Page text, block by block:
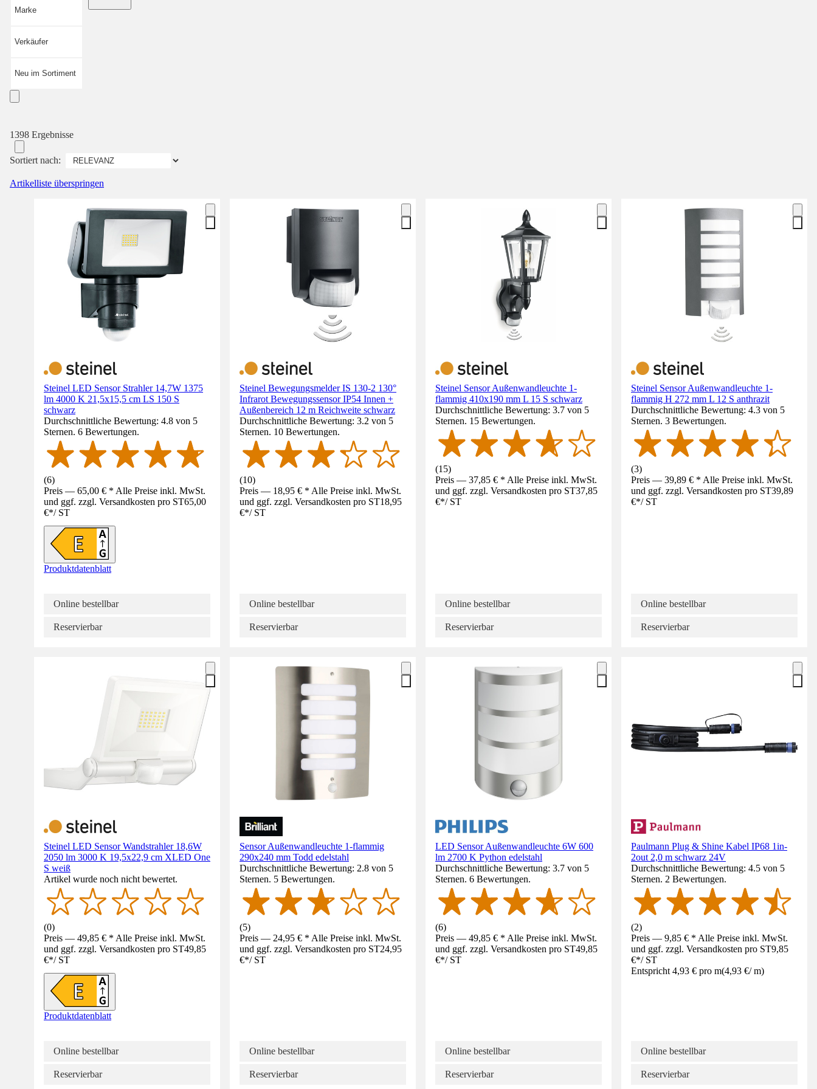
Marke
Verkäufer
Neu im Sortiment
1398 Ergebnisse
Sortiert nach:
Artikelliste überspringen
Steinel LED Sensor Strahler 14,7W 1375
lm 4000 K 21,5x15,5 cm LS 150 S
schwarz
Durchschnittliche Bewertung: 4.8 von 5
Sternen. 6 Bewertungen.
(6)
Preis — 65,00 € * Alle Preise inkl. MwSt.
und ggf. zzgl. Versandkosten pro ST65,00
€*/ ST
Produktdatenblatt
Online bestellbar
Reservierbar
Steinel Bewegungsmelder IS 130-2 130°
Infrarot Bewegungssensor IP54 Innen +
Außenbereich 12 m Reichweite schwarz
Durchschnittliche Bewertung: 3.2 von 5
Sternen. 10 Bewertungen.
(10)
Preis — 18,95 € * Alle Preise inkl. MwSt.
und ggf. zzgl. Versandkosten pro ST18,95
€*/ ST
Online bestellbar
Reservierbar
Steinel Sensor Außenwandleuchte 1-
flammig 410x190 mm L 15 S schwarz
Durchschnittliche Bewertung: 3.7 von 5
Sternen. 15 Bewertungen.
(15)
Preis — 37,85 € * Alle Preise inkl. MwSt.
und ggf. zzgl. Versandkosten pro ST37,85
€*/ ST
Online bestellbar
Reservierbar
Steinel Sensor Außenwandleuchte 1-
flammig H 272 mm L 12 S anthrazit
Durchschnittliche Bewertung: 4.3 von 5
Sternen. 3 Bewertungen.
(3)
Preis — 39,89 € * Alle Preise inkl. MwSt.
und ggf. zzgl. Versandkosten pro ST39,89
€*/ ST
Online bestellbar
Reservierbar
Steinel LED Sensor Wandstrahler 18,6W
2050 lm 3000 K 19,5x22,9 cm XLED One
S weiß
Artikel wurde noch nicht bewertet.
(0)
Preis — 49,85 € * Alle Preise inkl. MwSt.
und ggf. zzgl. Versandkosten pro ST49,85
€*/ ST
Produktdatenblatt
Online bestellbar
Reservierbar
Sensor Außenwandleuchte 1-flammig
290x240 mm Todd edelstahl
Durchschnittliche Bewertung: 2.8 von 5
Sternen. 5 Bewertungen.
(5)
Preis — 24,95 € * Alle Preise inkl. MwSt.
und ggf. zzgl. Versandkosten pro ST24,95
€*/ ST
Online bestellbar
Reservierbar
LED Sensor Außenwandleuchte 6W 600
lm 2700 K Python edelstahl
Durchschnittliche Bewertung: 3.7 von 5
Sternen. 6 Bewertungen.
(6)
Preis — 49,85 € * Alle Preise inkl. MwSt.
und ggf. zzgl. Versandkosten pro ST49,85
€*/ ST
Online bestellbar
Reservierbar
Paulmann Plug & Shine Kabel IP68 1in-
2out 2,0 m schwarz 24V
Durchschnittliche Bewertung: 4.5 von 5
Sternen. 2 Bewertungen.
(2)
Preis — 9,85 € * Alle Preise inkl. MwSt.
und ggf. zzgl. Versandkosten pro ST9,85
€*/ ST
Entspricht 4,93 € pro m(4,93 €/ m)
Online bestellbar
Reservierbar